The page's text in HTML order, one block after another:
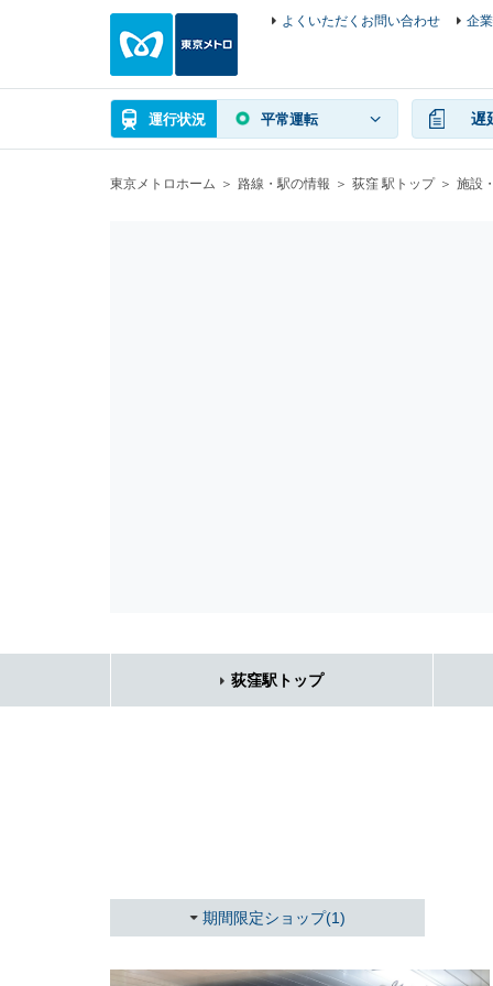
運行状況 平常運転 遅
よくいただくお問い合わせ 企
東京メトロホーム 路線・駅の情報 荻窪 駅トップ 施設
荻窪駅トップ
期間限定ショップ(1)